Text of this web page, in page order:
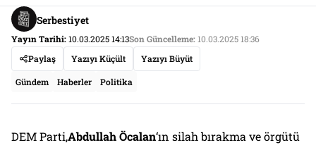
Serbestiyet
Yayın Tarihi:10.03.2025 14:13Son Güncelleme:10.03.2025 18:36
Paylaş
Yazıyı Küçült Yazıyı Büyüt
Gündem Haberler Politika
DEM Parti,Abdullah Öcalan‘ın silah bırakma ve örgütü